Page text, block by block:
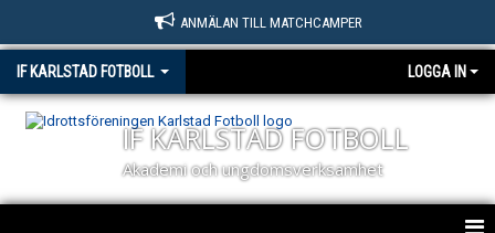
ANMÄLAN TILL MATCHCAMPER
IF KARLSTAD FOTBOLL LOGGA IN
IF KARLSTAD FOTBOLL
Akademi och ungdomsverksamhet